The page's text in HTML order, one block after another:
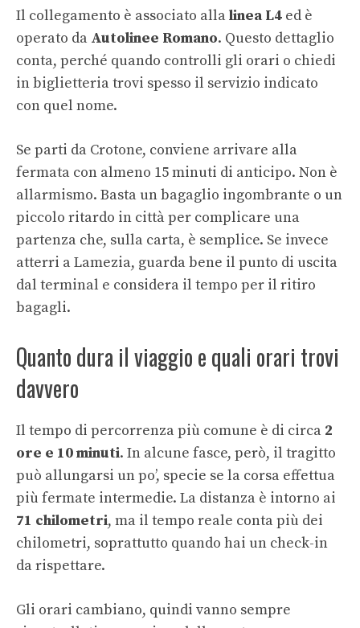
Il collegamento è associato allalinea L4 ed è
operato da Autolinee Romano. Questo dettaglio
conta, perché quando controlli gli orari o chiedi
in biglietteria trovi spesso il servizio indicato
con quel nome.
Se parti da Crotone, conviene arrivare alla
fermata con almeno 15 minuti di anticipo. Non è
allarmismo. Basta un bagaglio ingombrante o un
piccolo ritardo in città per complicare una
partenza che, sulla carta, è semplice. Se invece
atterri a Lamezia, guarda bene il punto di uscita
dal terminal e considera il tempo per il ritiro
bagagli.
Quanto dura il viaggio e quali orari trovi
davvero
Il tempo di percorrenza più comune è di circa 2
ore e 10 minuti. In alcune fasce, però, il tragitto
può allungarsi un po’, specie se la corsa effettua
più fermate intermedie. La distanza è intorno ai
71 chilometri, ma il tempo reale conta più dei
chilometri, soprattutto quando hai un check-in
da rispettare.
Gli orari cambiano, quindi vanno sempre